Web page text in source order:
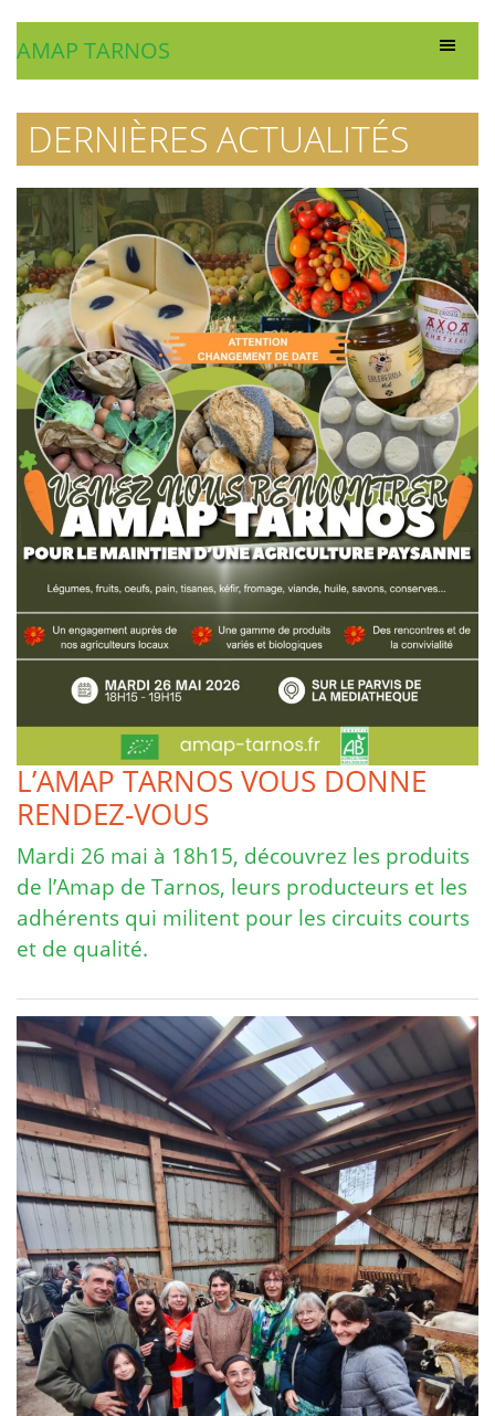
AMAP TARNOS
DERNIÈRES ACTUALITÉS
L’AMAP TARNOS VOUS DONNE
RENDEZ-VOUS
Mardi 26 mai à 18h15, découvrez les produits
de l’Amap de Tarnos, leurs producteurs et les
adhérents qui militent pour les circuits courts
et de qualité.